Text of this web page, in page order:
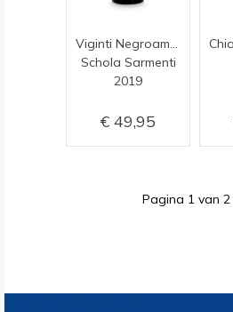
Schola Sarmenti
2019
49,95
Pagina 1 van 2